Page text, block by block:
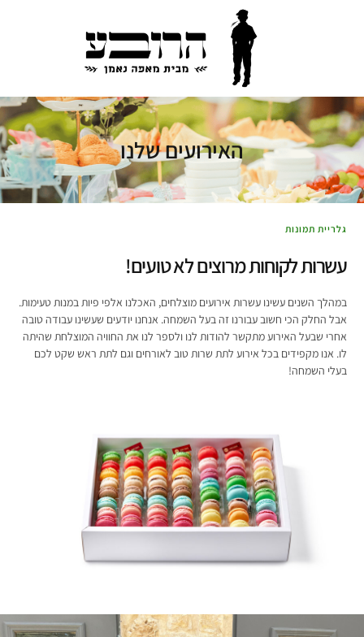
האירועים שלנו
גלריית תמונות
עשרות לקוחות מרוצים לא טועים!
במהלך השנים עשינו עשרות אירועים מוצלחים, האכלנו אלפי פיות במנות טעימות.
אבל החלק הכי חשוב עבורנו זה בעל השמחה. אנחנו יודעים שעשינו עבודה טובה
אחרי שבעל האירוע מתקשר להודות לנו ולספר לנו את החוויה המוצלחת שהיתה
לו. אנו מקפידים בכל אירוע לתת שרות טוב לאורחים וגם לתת ראש שקט לכם
בעלי השמחה!